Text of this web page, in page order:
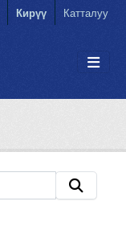
Кирүү Катталуу